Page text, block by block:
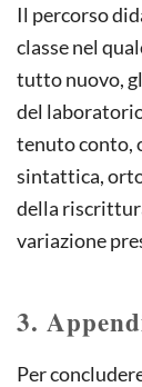
Il percorso
classe nel
tutto nuovo,
del
tenuto conto,
sintattica,
della
variazione
3.
Per